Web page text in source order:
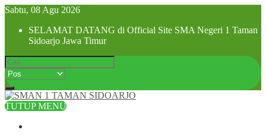
Sabtu, 08 Agu 2026
SELAMAT DATANG di Official Site SMA Negeri 1 Taman
Sidoarjo Jawa Timur
TUTUP MENU